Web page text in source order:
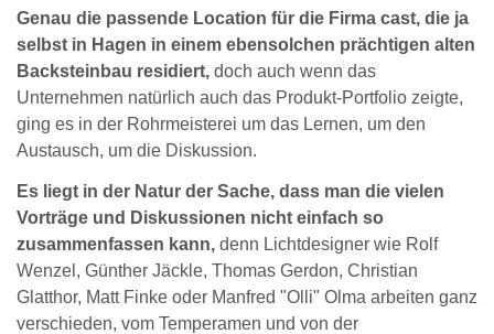
Genau die passende Location für die Firma cast, die ja
selbst in Hagen in einem ebensolchen prächtigen alten
Backsteinbau residiert, doch auch wenn das
Unternehmen natürlich auch das Produkt-Portfolio zeigte,
ging es in der Rohrmeisterei um das Lernen, um den
Austausch, um die Diskussion.
Es liegt in der Natur der Sache, dass man die vielen
Vorträge und Diskussionen nicht einfach so
zusammenfassen kann, denn Lichtdesigner wie Rolf
Wenzel, Günther Jäckle, Thomas Gerdon, Christian
Glatthor, Matt Finke oder Manfred "Olli" Olma arbeiten ganz
verschieden, vom Temperamen und von der